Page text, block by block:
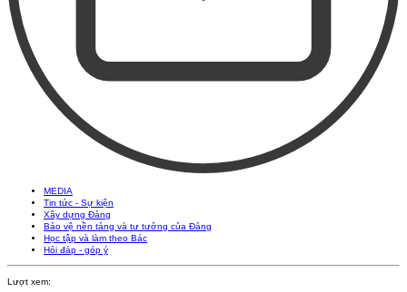
MEDIA
Tin tức - Sự kiện
Xây dựng Đảng
Bảo vệ nền tảng và tư tưởng của Đảng
Học tập và làm theo Bác
Hỏi đáp - góp ý
Lượt xem: